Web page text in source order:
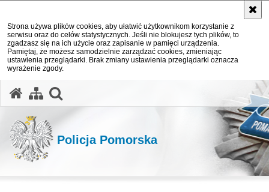
Strona używa plików cookies, aby ułatwić użytkownikom korzystanie z
serwisu oraz do celów statystycznych. Jeśli nie blokujesz tych plików, to
zgadzasz się na ich użycie oraz zapisanie w pamięci urządzenia.
Pamiętaj, że możesz samodzielnie zarządzać cookies, zmieniając
ustawienia przeglądarki. Brak zmiany ustawienia przeglądarki oznacza
wyrażenie zgody.
Policja Pomorska